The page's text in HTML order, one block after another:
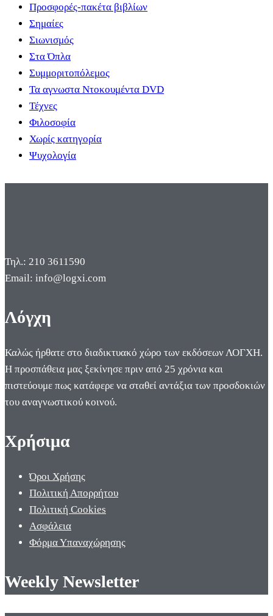
Προσφορές-πακέτα βιβλίων
Σημαίες
Σιωνισμός
Στα Όπλα
Συμμοριτοπόλεμος
Τα αγνωστα Ντοκουμέντα DVD
Τέχνες
Φιλοσοφία
Χωρίς κατηγορία
Ψυχολογία
Τηλ.: 210 3611590
Email: info@logxi.com
Λόγχη
Καλώς ήρθατε στο διαδικτυακό χώρο των εκδόσεων ΛΟΓΧΗ.
Η προσπάθεια μας ξεκίνησε πριν από 25 χρόνια και
πιστεύουμε πως κατάφερε να σταθεί αντάξια των προσδοκιών
του αναγνωστικού κοινού.
Χρήσιμα
Όροι Χρήσης
Πολιτική Απορρήτου
Πολιτική Cookies
Ασφάλεια
Φόρμα Υπαναχώρησης
Weekly Newsletter